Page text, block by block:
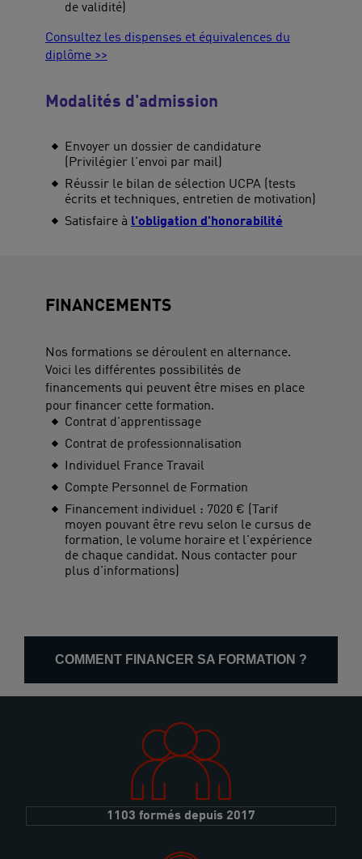
de validité)
Consultez les dispenses et équivalences du
diplôme >>
Modalités d'admission
Envoyer un dossier de candidature
(Privilégier l'envoi par mail)
Réussir le bilan de sélection UCPA (tests
écrits et techniques, entretien de motivation)
Satisfaire à l'obligation d'honorabilité
FINANCEMENTS
Nos formations se déroulent en alternance.
Voici les différentes possibilités de
financements qui peuvent être mises en place
pour financer cette formation.
Contrat d'apprentissage
Contrat de professionnalisation
Individuel France Travail
Compte Personnel de Formation
Financement individuel : 7020 € (Tarif
moyen pouvant être revu selon le cursus de
formation, le volume horaire et l'expérience
de chaque candidat. Nous contacter pour
plus d'informations)
COMMENT FINANCER SA FORMATION ?
1103 formés depuis 2017